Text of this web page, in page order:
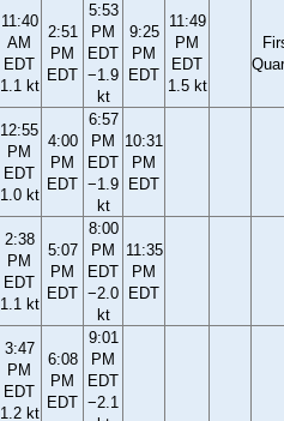
11:40
AM
EDT
1.1 kt
2:51
PM
EDT
5:53
PM
EDT
−1.9
kt
9:25
PM
EDT
11:49
PM
EDT
1.5 kt
12:55
PM
EDT
1.0 kt
4:00
PM
EDT
6:57
PM
EDT
−1.9
kt
10:31
PM
EDT
2:38
PM
EDT
1.1 kt
5:07
PM
EDT
8:00
PM
EDT
−2.0
kt
11:35
PM
EDT
3:47
PM
EDT
1.2 kt
6:08
PM
EDT
9:01
PM
EDT
−2.1